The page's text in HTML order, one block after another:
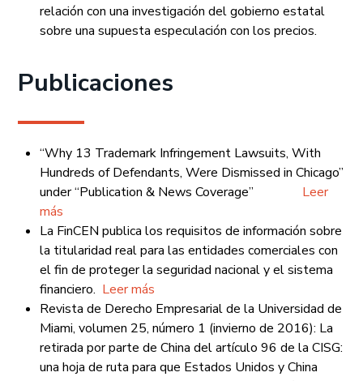
relación con una investigación del gobierno estatal
sobre una supuesta especulación con los precios.
Publicaciones
“Why 13 Trademark Infringement Lawsuits, With
Hundreds of Defendants, Were Dismissed in Chicago”
under “Publication & News Coverage”
Leer
más
La FinCEN publica los requisitos de información sobre
la titularidad real para las entidades comerciales con
el fin de proteger la seguridad nacional y el sistema
financiero. Leer más
Revista de Derecho Empresarial de la Universidad de
Miami, volumen 25, número 1 (invierno de 2016): La
retirada por parte de China del artículo 96 de la CISG:
una hoja de ruta para que Estados Unidos y China